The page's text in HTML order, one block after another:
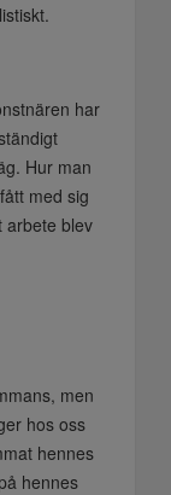
har
Hur man
med sig
arbete blev
men
hos oss
hennes
hennes